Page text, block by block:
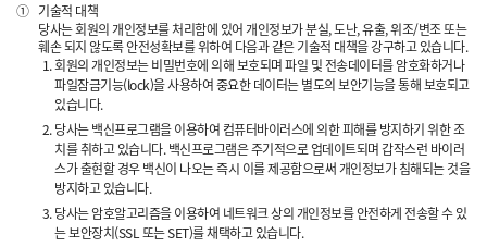
① 기술적 대책
당사는 회원의 개인정보를 처리함에 있어 개인정보가 분실, 도난, 유출, 위조/변조 또는
훼손 되지 않도록 안전성확보를 위하여 다음과 같은 기술적 대책을 강구하고 있습니다.
회원의 개인정보는 비밀번호에 의해 보호되며 파일 및 전송데이터를 암호화하거나
파일잠금기능(lock)을 사용하여 중요한 데이터는 별도의 보안기능을 통해 보호되고
있습니다.
당사는 백신프로그램을 이용하여 컴퓨터바이러스에 의한 피해를 방지하기 위한 조
치를 취하고 있습니다. 백신프로그램은 주기적으로 업데이트되며 갑작스런 바이러
스가 출현할 경우 백신이 나오는 즉시 이를 제공함으로써 개인정보가 침해되는 것을
방지하고 있습니다.
당사는 암호알고리즘을 이용하여 네트워크 상의 개인정보를 안전하게 전송할 수 있
는 보안장치(SSL 또는 SET)를 채택하고 있습니다.